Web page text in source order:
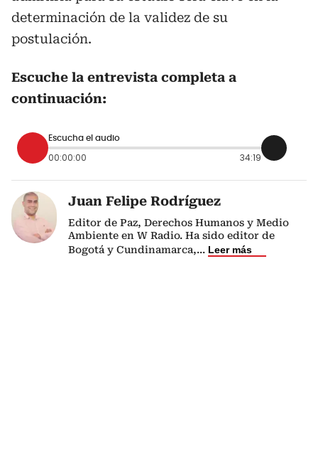
determinación de la validez de su
postulación.
Escuche la entrevista completa a
continuación:
Escucha el audio
00:00:00 34:19
Juan Felipe Rodríguez
Editor de Paz, Derechos Humanos y Medio
Ambiente en W Radio. Ha sido editor de
Bogotá y Cundinamarca,... Leer más